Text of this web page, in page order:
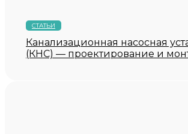
СТАТЬИ
Канализационная насосная
(КНС) — проектирование и